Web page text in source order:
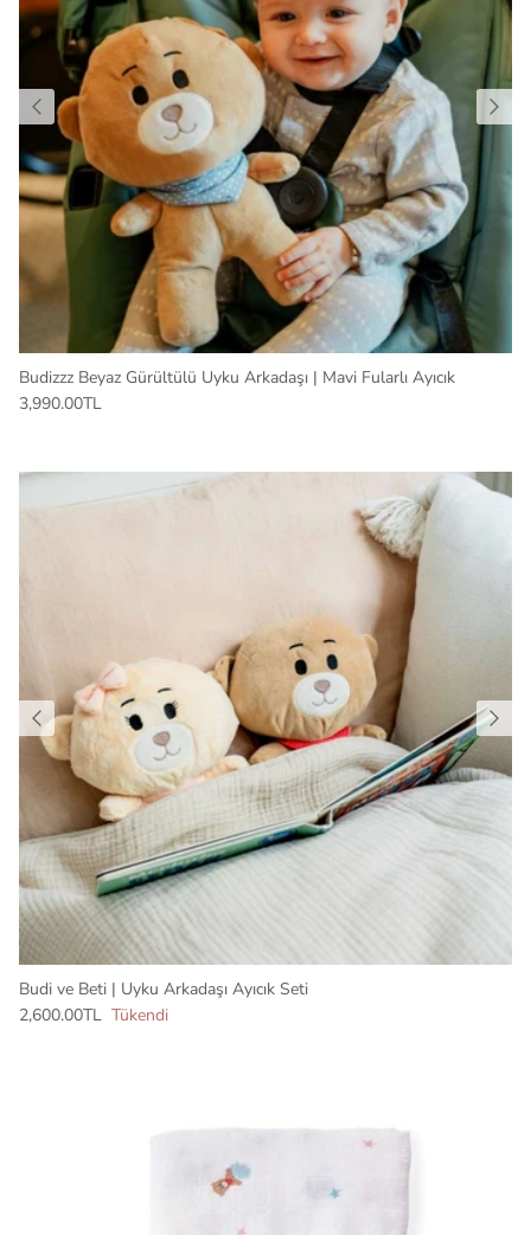
Budizzz Beyaz Gürültülü Uyku Arkadaşı | Mavi Fularlı Ayıcık
3,990.00TL
Budi ve Beti | Uyku Arkadaşı Ayıcık Seti
2,600.00TL Tükendi